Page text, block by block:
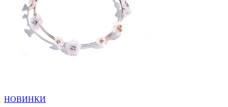
НОВИНКИ